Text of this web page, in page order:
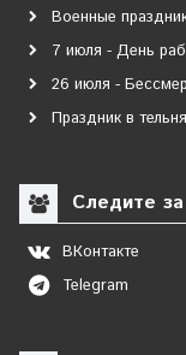
Военные
7 июля - День
26 июля -
Праздник в
Следите
ВКонтакте
Telegram